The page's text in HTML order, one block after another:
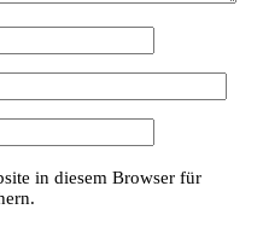
in diesem Browser für